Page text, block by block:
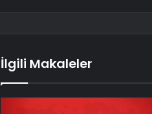
İlgili Makaleler